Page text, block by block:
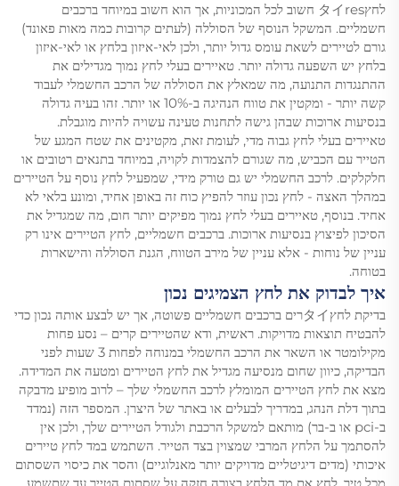
לחץタイres חשוב לכל המכוניות, אך הוא חשוב במיוחד ברכבים
חשמליים. המשקל הנוסף של הסוללה (לעתים קרובות כמה מאות פאונד)
גורם לטיירים לשאת עומס גדול יותר, ולכן לאי-איזון בלחץ או לאי-איזון
בלחץ יש השפעה גדולה יותר. טאיירים בעלי לחץ נמוך מגדילים את
ההתנגדות התנועה, מה שמאלץ את הסוללה של הרכב החשמלי לעבוד
קשה יותר - ומקטין את טווח הנהיגה ב-10% או יותר. זהו בעיה גדולה
בנסיעות ארוכות שבהן גישה לתחנות טעינה עשויה להיות מוגבלת.
טאיירים בעלי לחץ גבוה מדי, לעומת זאת, מקטינים את שטח המגע של
הטייר עם הכביש, מה שגורם להצמדות לקויה, במיוחד בתנאים רטובים או
חלקלקים. לרכב החשמלי יש גם טורק מידי, שמפעיל לחץ נוסף על הטיירים
במהלך האצה - לחץ נכון עוזר להפיץ כוח זה באופן אחיד, ומונע בלאי לא
אחיד. בנוסף, טאיירים בעלי לחץ נמוך מפיקים יותר חום, מה שמגדיל את
הסיכון לפיצוץ בנסיעות ארוכות. ברכבים חשמליים, לחץ הטיירים אינו רק
עניין של נוחות - אלא עניין של מירב הטווח, הגנת הסוללה והישארות
בטוחה.
איך לבדוק את לחץ הצמיגים נכון
בדיקת לחץタイרים ברכבים חשמליים פשוטה, אך יש לבצע אותה נכון כדי
להבטיח תוצאות מדויקות. ראשית, ודא שהטיירים קרים – נסע פחות
מקילומטר או השאר את הרכב החשמלי במנוחה לפחות 3 שעות לפני
הבדיקה, כיוון שחום מנסיעה מגדיל את לחץ הטיירים ומטעה את המדידה.
מצא את לחץ הטיירים המומלץ לרכב החשמלי שלך – לרוב מופיע מדבקה
בתוך דלת הנהג, במדריך לבעלים או באתר של היצרן. המספר הזה (נמדד
ב-pci או ב-בר) מותאם למשקל הרכבת ולגודל הטיירים שלך, ולכן אין
להסתמך על הלחץ המרבי שמצוין בצד הטייר. השתמש במד לחץ טיירים
איכותי (מדים דיגיטליים מדויקים יותר מאנלוגיים) והסר את כיסוי השסתום